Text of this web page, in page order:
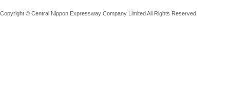
Copyright © Central Nippon Expressway Company Limited All Rights Reserved.